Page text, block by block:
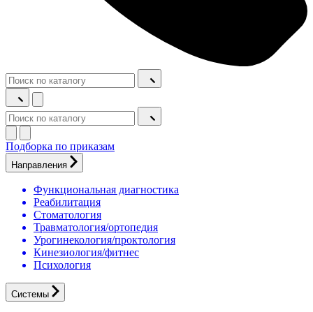
Подборка по приказам
Направления
Функциональная диагностика
Реабилитация
Стоматология
Травматология/ортопедия
Урогинекология/проктология
Кинезиология/фитнес
Психология
Системы